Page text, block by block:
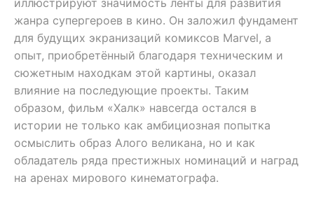
жанра супергероев в кино. Он заложил фундамент
для будущих экранизаций комиксов Marvel, а
опыт, приобретённый благодаря техническим и
сюжетным находкам этой картины, оказал
влияние на последующие проекты. Таким
образом, фильм «Халк» навсегда остался в
истории не только как амбициозная попытка
осмыслить образ Алого великана, но и как
обладатель ряда престижных номинаций и наград
на аренах мирового кинематографа.